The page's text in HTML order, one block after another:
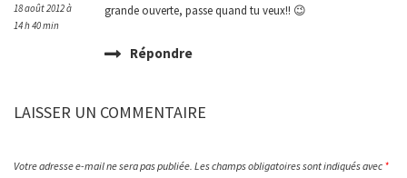
18 août 2012 à
14 h 40 min
grande ouverte, passe quand tu veux!! 😉
Répondre
LAISSER UN COMMENTAIRE
Votre adresse e-mail ne sera pas publiée. Les champs obligatoires sont indiqués avec *